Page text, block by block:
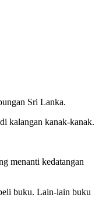
Sri Lanka.
kalangan kanak-kanak.
menanti kedatangan
buku. Lain-lain buku